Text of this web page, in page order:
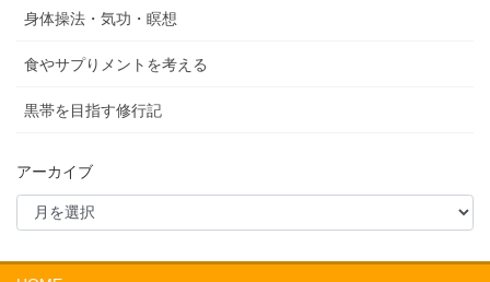
身体操法・気功・瞑想
食やサプりメントを考える
黒帯を目指す修行記
アーカイブ